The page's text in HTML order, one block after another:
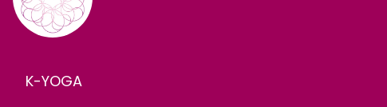
K-YOGA